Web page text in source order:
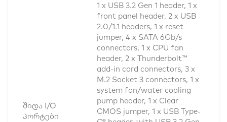
შიდა I/O
პორტები
1 x USB 3.2 Gen 1 header, 1 x
front panel header, 2 x USB
2.0/1.1 headers, 1 x reset
jumper, 4 x SATA 6Gb/s
connectors, 1 x CPU fan
header, 2 x Thunderbolt™
add-in card connectors, 3 x
M.2 Socket 3 connectors, 1 x
system fan/water cooling
pump header, 1 x Clear
CMOS jumper, 1 x USB Type-